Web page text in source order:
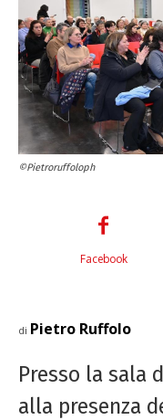
©Pietroruffoloph
Facebook
di Pietro Ruffolo
Presso la sala
alla presenza